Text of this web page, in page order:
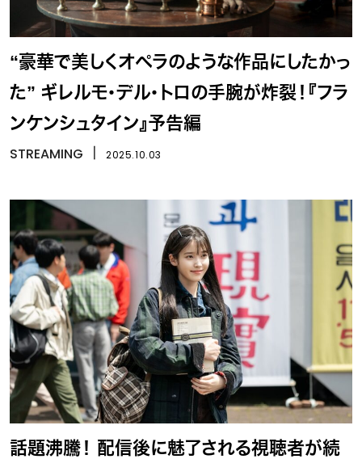
“豪華で美しくオペラのような作品にしたかっ
た” ギレルモ・デル・トロの手腕が炸裂！『フラ
ンケンシュタイン』予告編
STREAMING 2025.10.03
話題沸騰！ 配信後に魅了される視聴者が続